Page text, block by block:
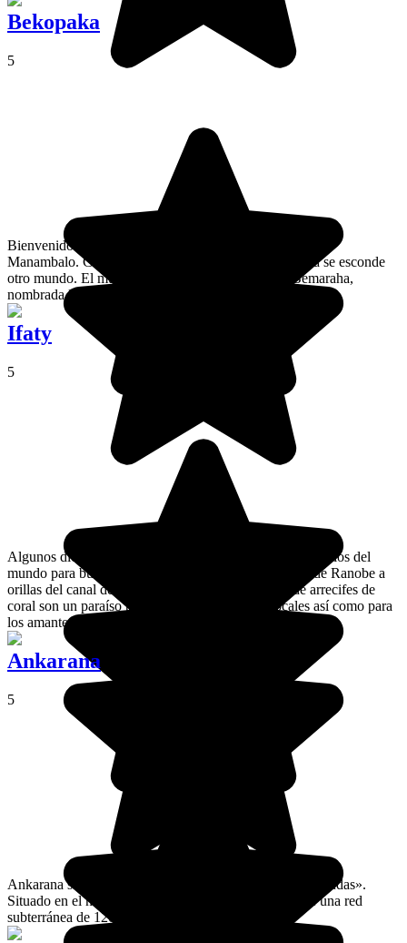
Bekopaka
5
Bienvenido al universo de los minerales, a orillas del río
Manambalo. Cerca de la pequeña ciudad de Bekopaka se esconde
otro mundo. El mundo de la magnífica meseta de Bemaraha,
nombrada Patrimonio Mundial por la Unesco.
Ifaty
5
Algunos dicen que se encuentra entre los lugares más bellos del
mundo para bucear. ¡Tu decides si es verdad! El lago de Ranobe a
orillas del canal de Mozambique y sus kilómetros de arrecifes de
coral son un paraíso para los pescadores vezo locales así como para
los amantes del submarinismo.
Ankarana
5
Ankarana significa «el lugar en el que hay rocas puntiagudas».
Situado en el norte de la isla, el parque nacional posee una red
subterránea de 120 km, la mayor de África.